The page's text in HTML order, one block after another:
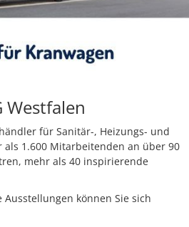
Westfalen
für Sanitär-, Heizungs- und
1.600 Mitarbeitenden an über 90
mehr als 40 inspirierende
Ausstellungen können Sie sich